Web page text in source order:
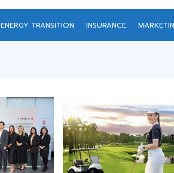
ENERGY TRANSITION INSURANCE